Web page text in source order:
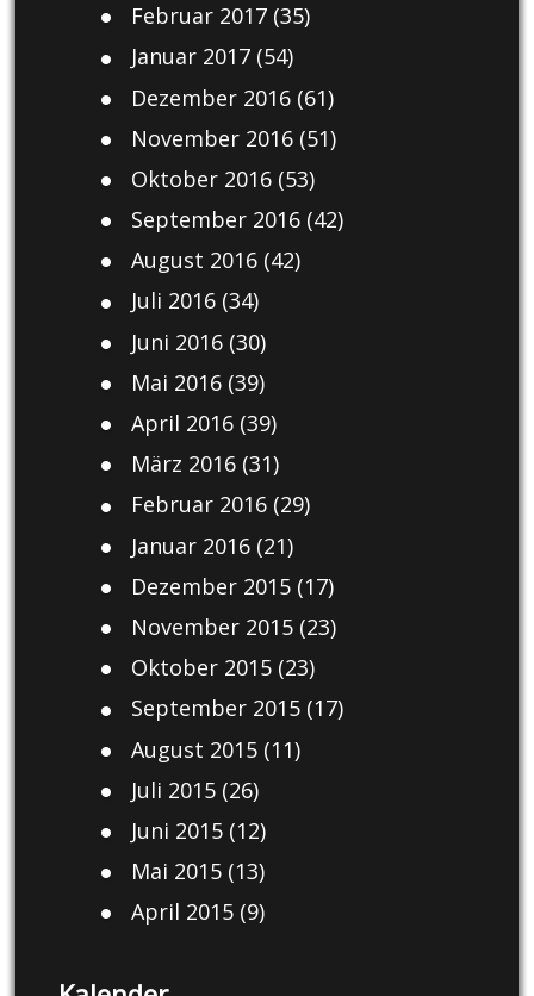
Februar 2017(35)
Januar 2017(54)
Dezember 2016(61)
November 2016(51)
Oktober 2016(53)
September 2016(42)
August 2016(42)
Juli 2016(34)
Juni 2016(30)
Mai 2016(39)
April 2016(39)
März 2016(31)
Februar 2016(29)
Januar 2016(21)
Dezember 2015(17)
November 2015(23)
Oktober 2015(23)
September 2015(17)
August 2015(11)
Juli 2015(26)
Juni 2015(12)
Mai 2015(13)
April 2015(9)